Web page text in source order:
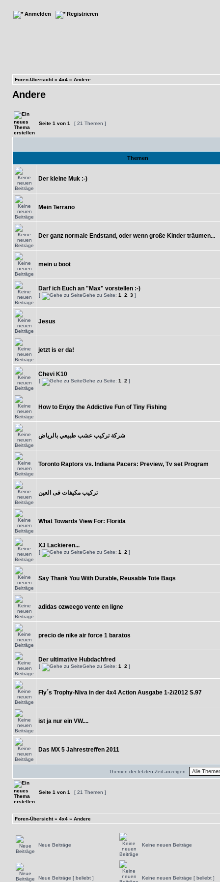
Anmelden Registrieren
Foren-Übersicht» 4x4 » Andere
Andere
Seite 1 von 1 [ 21 Themen ]
Themen
Der kleine Muk :-)
Mein Terrano
Der ganz normale Endstand, oder wenn große Kinder träumen...
mein u boot
Darf ich Euch an "Max" vorstellen :-)
[ Gehe zu Seite: 1 2 3 ]
Jesus
jetzt is er da!
Chevi K10
[ Gehe zu Seite: 1 2 ]
How to Enjoy the Addictive Fun of Tiny Fishing
شركة تركيب عشب طبيعي بالرياض
Toronto Raptors vs. Indiana Pacers: Preview, Tv set Program
تركيب مكيفات فى العين
What Towards View For: Florida
XJ Lackieren...
[ Gehe zu Seite: 1 2 ]
Say Thank You With Durable, Reusable Tote Bags
adidas ozweego vente en ligne
precio de nike air force 1 baratos
Der ultimative Hubdachfred
[ Gehe zu Seite: 1 2 ]
Fly´s Trophy-Niva in der 4x4 Action Ausgabe 1-2/2012 S.97
ist ja nur ein VW....
Das MX 5 Jahrestreffen 2011
Themen der letzten Zeit anzeigen:
Seite 1 von 1 [ 21 Themen ]
Foren-Übersicht» 4x4 » Andere
Neue Beiträge Keine neuen Beiträge
Neue Beiträge [ beliebt ] Keine neuen Beiträge [ beliebt ]